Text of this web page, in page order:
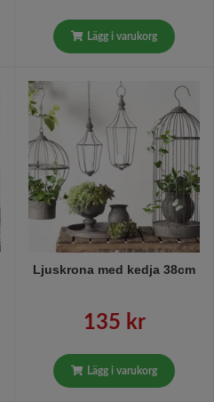
Lägg i varukorg
Ljuskrona med kedja 38cm
135 kr
Lägg i varukorg